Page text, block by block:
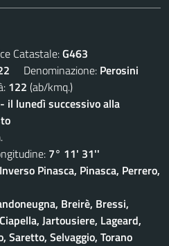
Catastale:G463
Denominazione: Perosini
122 (ab/kmq.)
il lunedì successivo alla
7° 11' 31''
Pinasca, Pinasca, Perrero,
Breirè, Bressi,
Jartousiere, Lageard,
Saretto, Selvaggio, Torano